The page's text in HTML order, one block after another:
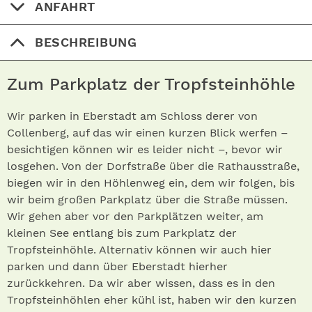
ANFAHRT
BESCHREIBUNG
Zum Parkplatz der Tropfsteinhöhle
Wir parken in Eberstadt am Schloss derer von
Collenberg, auf das wir einen kurzen Blick werfen –
besichtigen können wir es leider nicht –, bevor wir
losgehen. Von der Dorfstraße über die Rathausstraße,
biegen wir in den Höhlenweg ein, dem wir folgen, bis
wir beim großen Parkplatz über die Straße müssen.
Wir gehen aber vor den Parkplätzen weiter, am
kleinen See entlang bis zum Parkplatz der
Tropfsteinhöhle. Alternativ können wir auch hier
parken und dann über Eberstadt hierher
zurückkehren. Da wir aber wissen, dass es in den
Tropfsteinhöhlen eher kühl ist, haben wir den kurzen